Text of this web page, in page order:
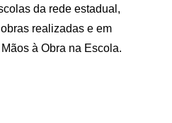
da rede estadual,
realizadas e em
à Obra na Escola.